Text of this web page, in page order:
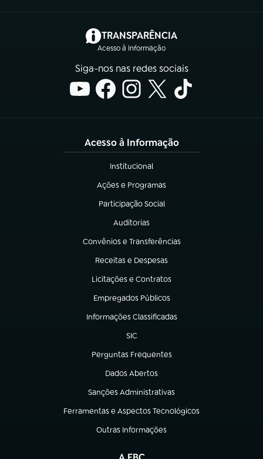
TRANSPARÊNCIA
Acesso à Informação
(abre em nova aba)
Siga-nos nas redes sociais
Acesso à Informação
Institucional
(abre em nova aba)
Ações e Programas
(abre em nova aba)
Participação Social
(abre em nova aba)
Auditorias
(abre em nova aba)
Convênios e Transferências
(abre em nova aba)
Receitas e Despesas
(abre em nova aba)
Licitações e Contratos
(abre em nova aba)
Empregados Públicos
(abre em nova aba)
Informações Classificadas
(abre em nova aba)
SIC
(abre em nova aba)
Perguntas Frequentes
(abre em nova aba)
Dados Abertos
(abre em nova aba)
Sanções Administrativas
(abre em nova aba)
Ferramentas e Aspectos Tecnológicos
(abre em nova aba)
Outras Informações
(abre em nova aba)